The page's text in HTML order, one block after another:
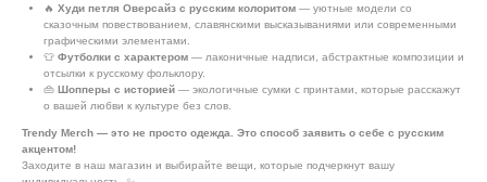
🔥 Худи петля Оверсайз с русским колоритом — уютные модели со
сказочным повествованием, славянскими высказываниями или современными
графическими элементами.
👕 Футболки с характером — лаконичные надписи, абстрактные композиции и
отсылки к русскому фольклору.
👜 Шопперы с историей — экологичные сумки с принтами, которые расскажут
о вашей любви к культуре без слов.
Trendy Merch — это не просто одежда. Это способ заявить о себе с русским
акцентом!
Заходите в наш магазин и выбирайте вещи, которые подчеркнут вашу